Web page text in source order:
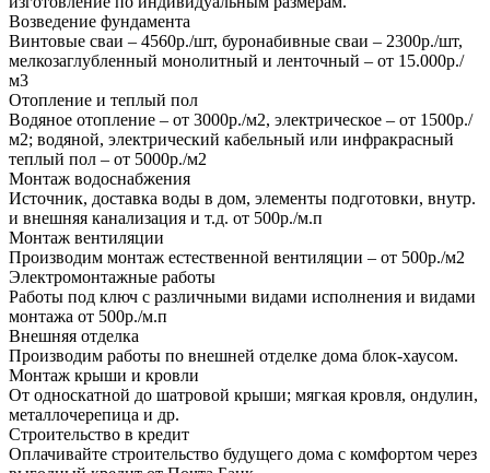
Возведение фундамента
Винтовые сваи – 4560р./шт, буронабивные сваи – 2300р./шт,
мелкозаглубленный монолитный и ленточный – от 15.000р./
м3
Отопление и теплый пол
Водяное отопление – от 3000р./м2, электрическое – от 1500р./
м2; водяной, электрический кабельный или инфракрасный
теплый пол – от 5000р./м2
Монтаж водоснабжения
Источник, доставка воды в дом, элементы подготовки, внутр.
и внешняя канализация и т.д. от 500р./м.п
Монтаж вентиляции
Производим монтаж естественной вентиляции – от 500р./м2
Электромонтажные работы
Работы под ключ с различными видами исполнения и видами
монтажа от 500р./м.п
Внешняя отделка
Производим работы по внешней отделке дома блок-хаусом.
Монтаж крыши и кровли
От односкатной до шатровой крыши; мягкая кровля, ондулин,
металлочерепица и др.
Строительство в кредит
Оплачивайте строительство будущего дома с комфортом через